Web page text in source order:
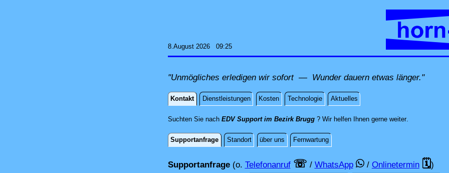
8.August 2026 09:25
"Unmögliches erledigen wir sofort — Wunder dauern etwas länger."
Kontakt Dienstleistungen Kosten Technologie Aktuelles
Kontakt
Suchten Sie nach EDV Support im Bezirk Brugg? Wir helfen Ihnen gerne weiterdirekt vor Ort
.
Supportanfrage Standort über uns Fernwartung
Supportanfrage(o. Telefonanruf ☏ / WhatsApp / Onlinetermin 🗓)